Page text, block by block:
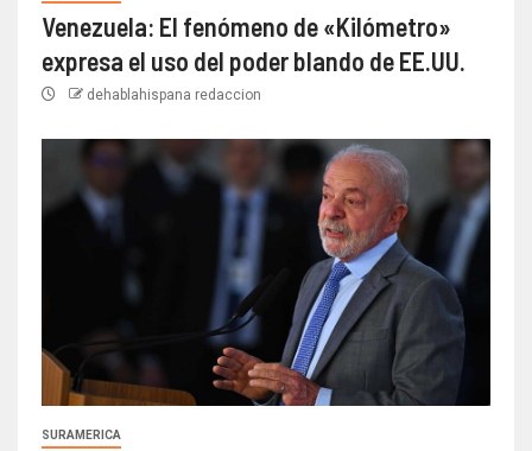
Venezuela: El fenómeno de «Kilómetro»
expresa el uso del poder blando de EE.UU.
dehablahispana redaccion
SURAMERICA